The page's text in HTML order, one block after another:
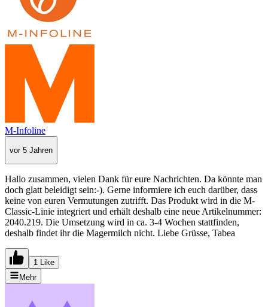
M-Infoline
vor 5 Jahren
Hallo zusammen, vielen Dank für eure Nachrichten. Da könnte man
doch glatt beleidigt sein:-). Gerne informiere ich euch darüber, dass
keine von euren Vermutungen zutrifft. Das Produkt wird in die M-
Classic-Linie integriert und erhält deshalb eine neue Artikelnummer:
2040.219. Die Umsetzung wird in ca. 3-4 Wochen stattfinden,
deshalb findet ihr die Magermilch nicht. Liebe Grüsse, Tabea
1 Like
Mehr